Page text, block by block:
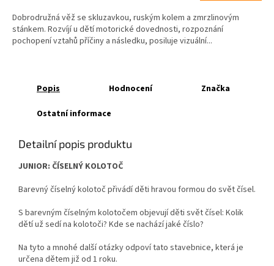
z
5
hvězdiček.
Dobrodružná věž se skluzavkou, ruským kolem a zmrzlinovým
stánkem. Rozvíjí u dětí motorické dovednosti, rozpoznání
pochopení vztahů příčiny a následku, posiluje vizuální...
Popis Hodnocení Značka
Ostatní informace
Detailní popis produktu
JUNIOR: ČÍSELNÝ KOLOTOČ
Barevný číselný kolotoč přivádí děti hravou formou do svět čísel.
S barevným číselným kolotočem objevují děti svět čísel: Kolik
dětí už sedí na kolotoči? Kde se nachází jaké číslo?
Na tyto a mnohé další otázky odpoví tato stavebnice, která je
určena dětem již od 1 roku.